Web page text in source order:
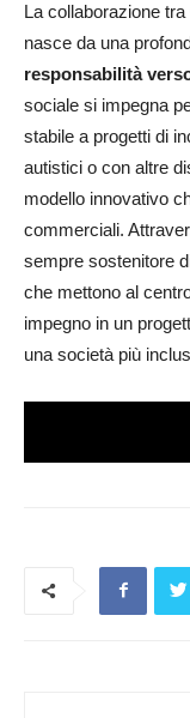
La collaborazione
nasce da una
responsabilità
sociale si impegna
stabile a progetti di
autistici o con altre
modello innovativo
commerciali.
sempre sostenitore
che mettono al
impegno in un
una società più